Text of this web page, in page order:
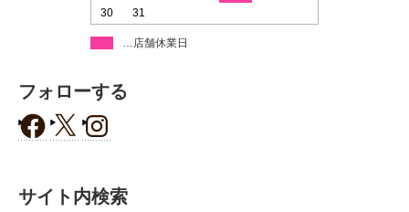
30
31
…店舗休業日
フォローする
サイト内検索